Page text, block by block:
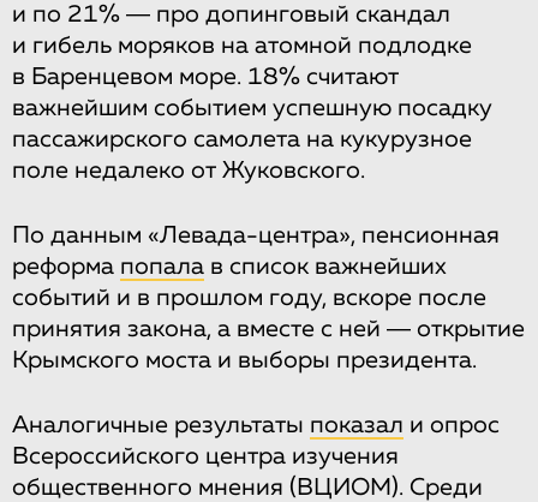
и по 21% ― про допинговый скандал
и гибель моряков на атомной подлодке
в Баренцевом море. 18% считают
важнейшим событием успешную посадку
пассажирского самолета на кукурузное
поле недалеко от Жуковского.
По данным «Левада-центра», пенсионная
реформа попала в список важнейших
событий и в прошлом году, вскоре после
принятия закона, а вместе с ней ― открытие
Крымского моста и выборы президента.
Аналогичные результаты показал и опрос
Всероссийского центра изучения
общественного мнения (ВЦИОМ). Среди